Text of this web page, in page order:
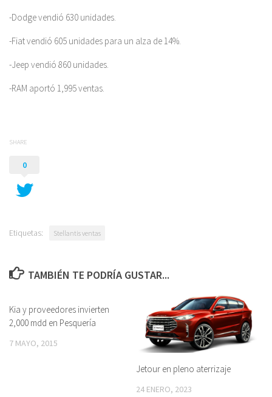
-Dodge vendió 630 unidades.
-Fiat vendió 605 unidades para un alza de 14%.
-Jeep vendió 860 unidades.
-RAM aportó 1,995 ventas.
SHARE
0
Etiquetas: Stellantis ventas
TAMBIÉN TE PODRÍA GUSTAR...
Kia y proveedores invierten
2,000 mdd en Pesquería
7 MAYO, 2015
Jetour en pleno aterrizaje
24 ENERO, 2023